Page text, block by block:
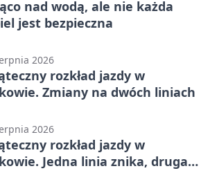
nad wodą, ale nie każda
jest bezpieczna
2026
rozkład jazdy w
Zmiany na dwóch liniach
2026
rozkład jazdy w
Jedna linia znika, druga